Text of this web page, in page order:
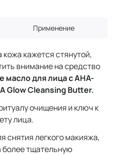
Применение
кажется стянутой,
внимание на средство
для лица с AHA-
Glow Cleansing Butter.
очищения и ключ к
лица.
снятия легкого макияжа,
более тщательную